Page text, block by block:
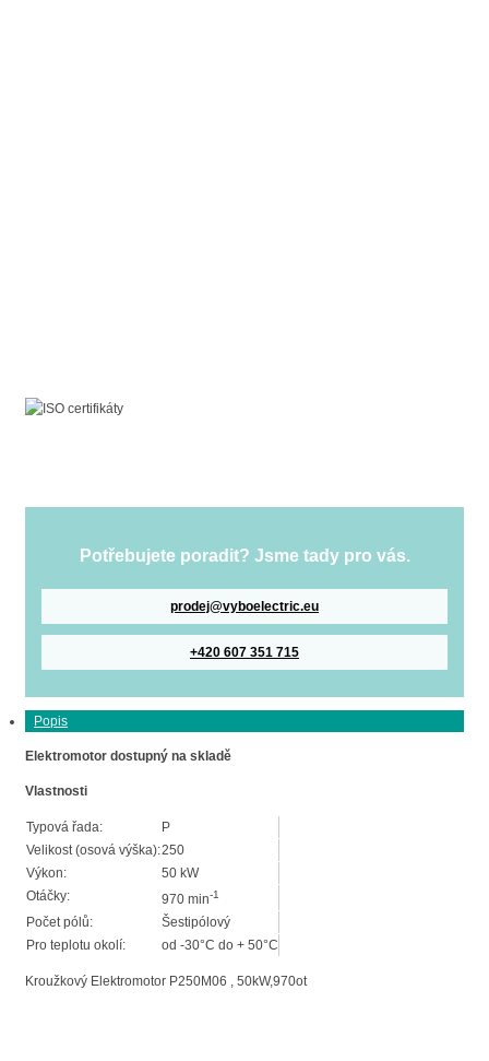
Potřebujete poradit? Jsme tady pro vás.
prodej@vyboelectric.eu
+420 607 351 715
Popis
Elektromotor dostupný na skladě
Vlastnosti
Typová řada:
P
Velikost (osová výška):250
Výkon:
50 kW
Otáčky:
970 min-1
Počet pólů:
Šestipólový
Pro teplotu okolí:
od -30°C do + 50°C
Kroužkový Elektromotor P250M06 , 50kW,970ot